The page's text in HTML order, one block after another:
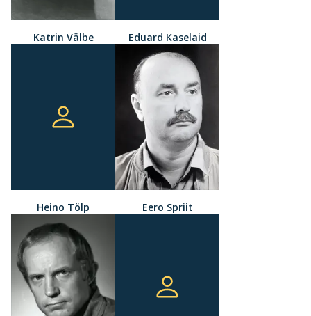
Katrin Välbe Eduard Kaselaid
Heino Tölp Eero Spriit